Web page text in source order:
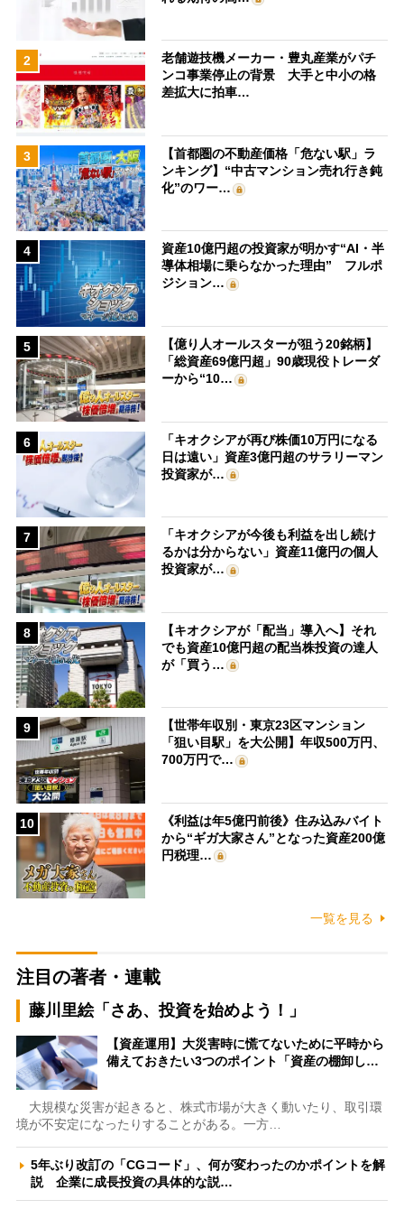
2
老舗遊技機メーカー・豊丸産業がパチ
ンコ事業停止の背景 大手と中小の格
差拡大に拍車…
3
【首都圏の不動産価格「危ない駅」ラ
ンキング】“中古マンション売れ行き鈍
化”のワー…
4
資産10億円超の投資家が明かす“AI・半
導体相場に乗らなかった理由” フルポ
ジション…
5
【億り人オールスターが狙う20銘柄】
「総資産69億円超」90歳現役トレーダ
ーから“10…
6
「キオクシアが再び株価10万円になる
日は遠い」資産3億円超のサラリーマン
投資家が…
7
「キオクシアが今後も利益を出し続け
るかは分からない」資産11億円の個人
投資家が…
8
【キオクシアが「配当」導入へ】それ
でも資産10億円超の配当株投資の達人
が「買う…
9
【世帯年収別・東京23区マンション
「狙い目駅」を大公開】年収500万円、
700万円で…
10
《利益は年5億円前後》住み込みバイト
から“ギガ大家さん”となった資産200億
円税理…
一覧を見る
注目の著者・連載
藤川里絵「さあ、投資を始めよう！」
【資産運用】大災害時に慌てないために平時から
備えておきたい3つのポイント「資産の棚卸し…
大規模な災害が起きると、株式市場が大きく動いたり、取引環
境が不安定になったりすることがある。一方…
5年ぶり改訂の「CGコード」、何が変わったのかポイントを解
説 企業に成長投資の具体的な説…